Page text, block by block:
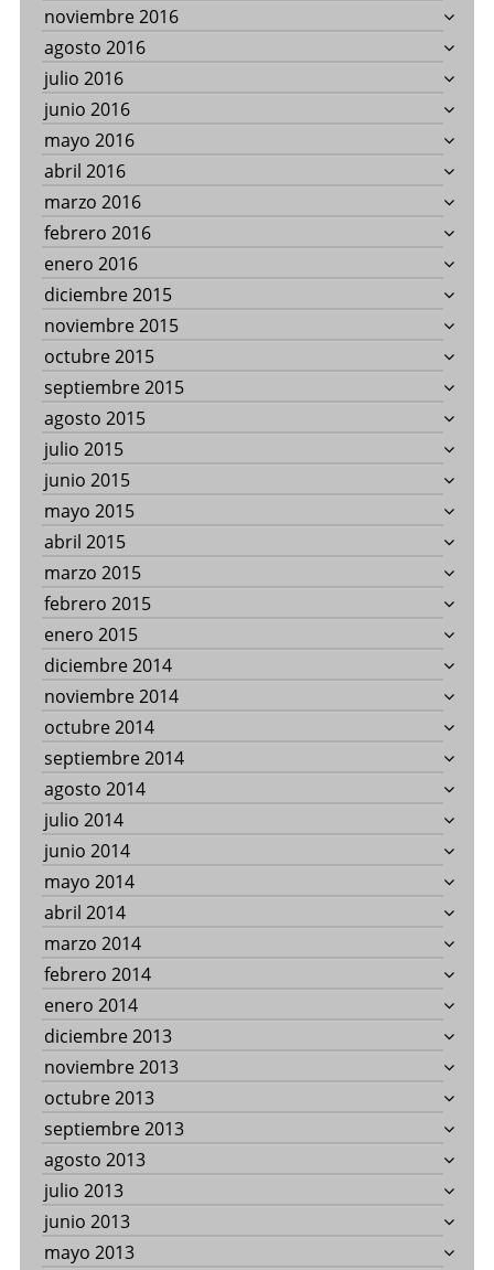
noviembre 2016
agosto 2016
julio 2016
junio 2016
mayo 2016
abril 2016
marzo 2016
febrero 2016
enero 2016
diciembre 2015
noviembre 2015
octubre 2015
septiembre 2015
agosto 2015
julio 2015
junio 2015
mayo 2015
abril 2015
marzo 2015
febrero 2015
enero 2015
diciembre 2014
noviembre 2014
octubre 2014
septiembre 2014
agosto 2014
julio 2014
junio 2014
mayo 2014
abril 2014
marzo 2014
febrero 2014
enero 2014
diciembre 2013
noviembre 2013
octubre 2013
septiembre 2013
agosto 2013
julio 2013
junio 2013
mayo 2013